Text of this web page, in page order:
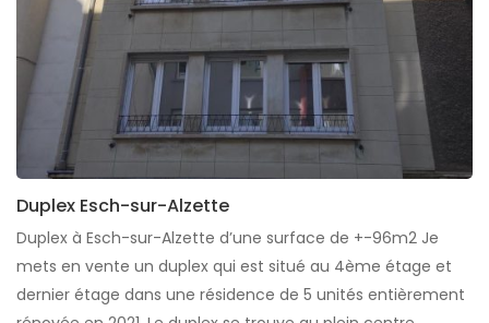
Duplex Esch-sur-Alzette
Duplex à Esch-sur-Alzette d’une surface de +-96m2 Je
mets en vente un duplex qui est situé au 4ème étage et
dernier étage dans une résidence de 5 unités entièrement